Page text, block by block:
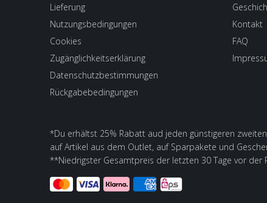
Lieferung
Nutzungsbedingungen
Cookies
Zugänglichkeitserklärung
Datenschutzbestimmungen
Rückgabebedingungen
Kontakt
FAQ
*Du erhältst 25% Rabatt aud jeden günstigeren
auf Artikel aus dem Outlet, auf Sparpakete und
**Niedrigster Gesamtpreis der letzten 30 Tage vor der